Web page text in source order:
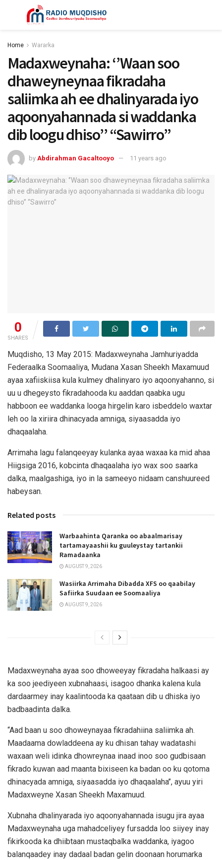
Home Wararka
Madaxweynaha: ‘’Waan soo
dhaweyneynaa fikradaha
saliimka ah ee dhalinyarada iyo
aqoonyahannada si waddanka
dib loogu dhiso’’ “Sawirro”
by Abdirahman Gacaltooyo 11 years ago
0
SHARES
Muqdisho, 13 May 2015: Madaxweynaha Jamhuriyadda
Federaalka Soomaaliya, Mudana Xasan Sheekh Maxamuud
ayaa xafiiskiisa kula kulmey dhalinyaro iyo aqoonyahanno, si
uu u dhegeysto fikradahooda ku aaddan qaabka ugu
habboon ee waddanka looga hirgelin karo isbeddelo waxtar
leh oo la xiriira dhinacyada amniga, siyaasadda iyo
dhaqaalaha.
Arrimaha lagu falanqeeyay kulanka ayaa waxaa ka mid ahaa
Hiigsiga 2016, kobcinta dhaqaalaha iyo wax soo saarka
dalka, maalgashiga, iyo in la sameeyo nidaam canshuureed
habeysan.
Related posts
Warbaahinta Qaranka oo abaalmarisay
tartamayaashii ku guuleystay tartankii
Ramadaanka
AUGUST 9, 2026
Wasiirka Arrimaha Dibadda XFS oo qaabilay
Safiirka Suudaan ee Soomaaliya
AUGUST 9, 2026
Madaxweynaha ayaa soo dhoweeyay fikradaha halkaasi ay
ka soo jeediyeen xubnahaasi, isagoo dhanka kalena kula
dardaarmey inay kaalintooda ka qaataan dib u dhiska iyo
badbaadinta dalka.
“Aad baan u soo dhoweynayaa fikradahiina saliimka ah.
Maadaama dowladdeena ay ku dhisan tahay wadatashi
waxaan weli idinka dhowreynaa inaad inoo soo gudbisaan
fikrado kuwan aad maanta bixiseen ka badan oo ku qotoma
dhinacyada amniga, siyaasadda iyo dhaqaalaha’’, ayuu yiri
Madaxweyne Xasan Sheekh Maxamuud.
Xubnaha dhalinyarada iyo aqoonyahannada isugu jira ayaa
Madaxweynaha uga mahadceliyey fursadda loo siiyey inay
fikirkooda ka dhiibtaan mustaqbalka waddanka, iyagoo
balanqaadey inay dadaal badan gelin doonaan horumarka